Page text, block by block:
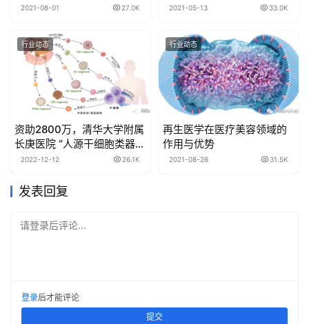
2021-08-01 27.0K 2021-05-13 33.0K
行业动态
资助2800万，清华大学附属
长庚医院 “人源干细胞类器官
模型高通量制备及其在消化
获批重点研发计划
2022-12-12 26.1K
行业动态
再生医学在医疗美容领域的
作用与优势
2021-08-26 31.5K
发表回复
请登录后评论...
登录后才能评论
提交